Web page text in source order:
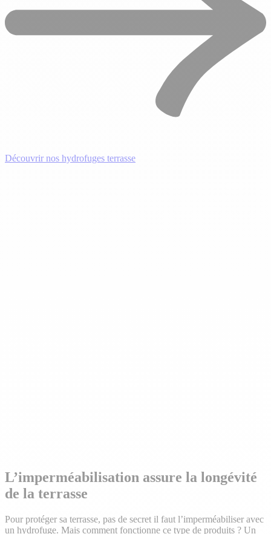
Découvrir nos hydrofuges terrasse
L’imperméabilisation assure la longévité
de la terrasse
Pour protéger sa terrasse, pas de secret il faut l’imperméabiliser avec
un hydrofuge. Mais comment fonctionne ce type de produits ? Un